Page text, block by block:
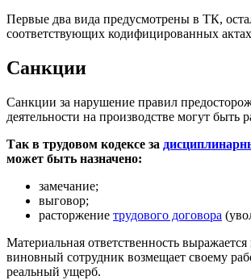
Первые два вида предусмотрены в ТК,
соответствующих кодифицированных
Санкции
Санкции за нарушение правил
деятельности на производстве могут быть
Так в трудовом кодексе за
может быть назначено:
замечание;
выговор;
расторжение трудового договора
Материальная ответственность
виновный сотрудник возмещает своему
реальный ущерб.